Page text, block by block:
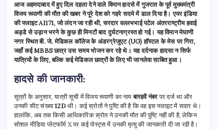
आज अहमदाबाद में हुए दिल दहला देने वाले विमान हादसे में गुजरात के पूर्व मुख्यमंत्री
विजय रूपाणी की मौत की खबर ने पूरे देश को गहरे सदमे में डाल दिया है। एयर इंडिया
की फ्लाइट AI171, जो लंदन जा रही थी, सरदार वल्लभभाई पटेल अंतरराष्ट्रीय हवाई
अड्डे से उड़ान भरने के कुछ ही मिनटों बाद दुर्घटनाग्रस्त हो गई। यह विमान मेघाणी
नगर स्थित बी. जे. मेडिकल कॉलेज के अंडरग्रेजुएट (UG) हॉस्टल के मेस पर गिरा,
जहाँ कई MBBS छात्र उस समय भोजन कर रहे थे। यह दर्दनाक हादसा न सिर्फ
यात्रियों के लिए, बल्कि कई मेडिकल छात्रों के लिए भी जानलेवा साबित हुआ।
हादसे की जानकारी:
सूत्रों के अनुसार, यात्री सूची में विजय रूपाणी का नामबारहवें नंबरपर दर्ज था और
उनकी सीट संख्या12Dथी। कई स्रोतों ने पुष्टि की है कि वह इस फ्लाइट में सवार थे।
हालांकि, अब तक किसी आधिकारिक स्रोत ने उनकी मौत की पुष्टि नहीं की है, लेकिन
सोशल मीडिया प्लेटफॉर्म X पर कई पोस्ट्स में उनकी मृत्यु की जानकारी दी जा रही है।